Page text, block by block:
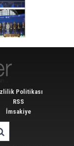
Politikası
RSS
İmsakiye